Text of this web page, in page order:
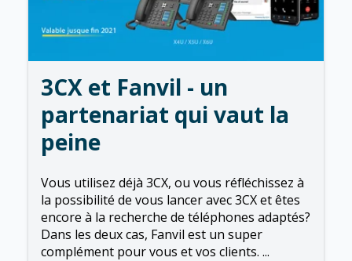
3CX et Fanvil - un
partenariat qui vaut la
peine
Vous utilisez déjà 3CX, ou vous réfléchissez à
la possibilité de vous lancer avec 3CX et êtes
encore à la recherche de téléphones adaptés?
Dans les deux cas, Fanvil est un super
complément pour vous et vos clients. ...